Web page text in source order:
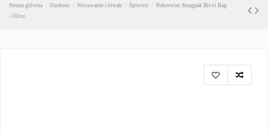
Strona główna Outdoor Nocowanie i biwak Śpiwory
Pokrowiec Snugpak Bivvi Bag
- Olive